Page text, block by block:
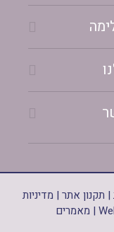
| תקנון אתר | מדיניות
| מאמרים